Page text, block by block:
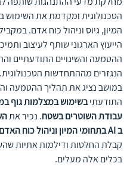
המיון, גיוס וניהול כוח אדם.
הייעוץ הארגוני שותף לעיצוב
ההטמעה והשינויים התודעתיים
הנגזרים מההתחדשות הטכנולוגית.
במושב נציג את תהליך ההטמעה
התודעתי בשימוש במצלמות גוף
עבודת השוטרים בשטח. נכיר את
ב AI בתחומי המיון וניהול כוח האדם
קבלת החלטות ודילמות אתיות
בכלים אלה מעלים.